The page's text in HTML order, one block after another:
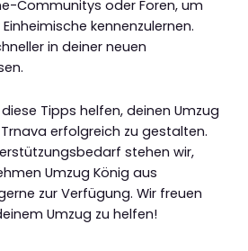
Communitys oder Foren, um
kennenzulernen.
in deiner neuen
Tipps helfen, deinen Umzug
erfolgreich zu gestalten.
stehen wir,
Umzug König aus
zur Verfügung. Wir freuen
Umzug zu helfen!